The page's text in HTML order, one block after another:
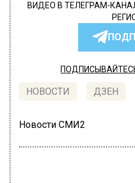
ВИДЕО В ТЕЛЕГРАМ-
НОВОСТИ ДЗЕН
Новости СМИ2